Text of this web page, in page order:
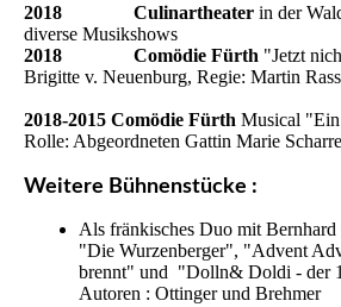
2018 Culinartheater in der
diverse Musikshows
2018 Comödie Fürth "Jetzt
Brigitte v. Neuenburg, Regie: Martin
2018-2015 Comödie Fürth Musical
Rolle: Abgeordneten Gattin Marie
Weitere Bühnenstücke :
Als fränkisches Duo mit
"Die Wurzenberger", "Advent
brennt" und "Dolln& Doldi - der
Autoren : Ottinger und Brehmer